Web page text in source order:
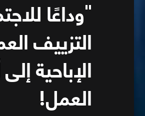
"وداعًا
التزييف
الإباحية
العمل!